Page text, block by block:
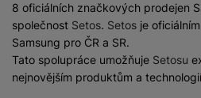
8 oficiálních značkových prodejen
společnost Setos. Setos je
Samsung pro ČR a SR.
Tato spolupráce umožňuje Setosu
nejnovějším produktům a